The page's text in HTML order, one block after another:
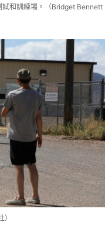
和訓練場。（Bridget Bennett